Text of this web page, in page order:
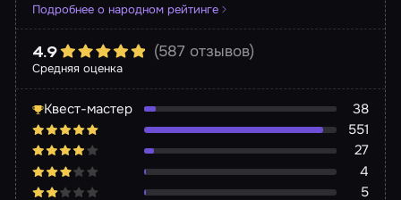
Подробнее о народном рейтинге
Средняя оценка
4.9 (587 отзывов)
Квест-мастер
38
551
27
4
5